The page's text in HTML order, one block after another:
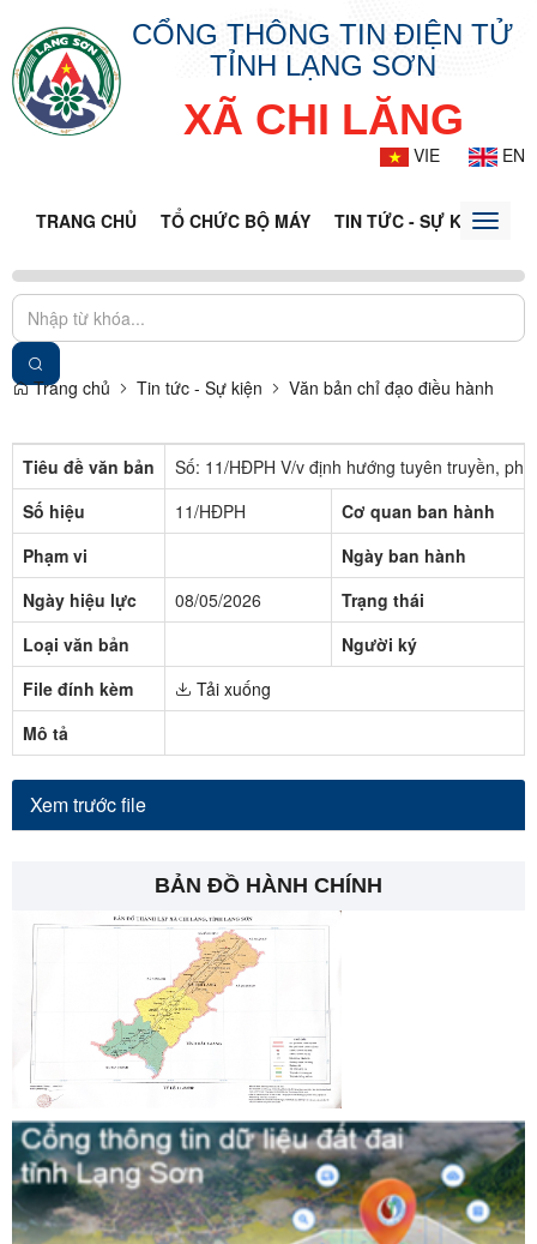
CỔNG THÔNG TIN ĐIỆN TỬ
TỈNH LẠNG SƠN
XÃ CHI LĂNG
VIE EN
TRANG CHỦ TỔ CHỨC BỘ MÁY TIN TỨC - SỰ KIỆNToggle
Trang chủ Tin tức - Sự kiện Văn bản chỉ đạo điều hành
Tiêu đề văn bản
Số: 11/HĐPH V/v định hướng tuyên truyền,
Số hiệu
11/HĐPH
Cơ quan ban hành
Phạm vi
Ngày ban hành
Ngày hiệu lực
08/05/2026
Trạng thái
Loại văn bản
Người ký
File đính kèm
Tải xuống
Mô tả
Xem trước file
BẢN ĐỒ HÀNH CHÍNH